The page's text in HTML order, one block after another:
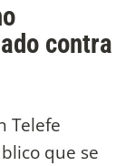
contra
Telefe
que se